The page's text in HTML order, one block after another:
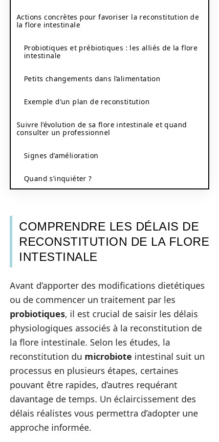
Actions concrètes pour favoriser la reconstitution de
la flore intestinale
Probiotiques et prébiotiques : les alliés de la flore
intestinale
Petits changements dans l’alimentation
Exemple d’un plan de reconstitution
Suivre l’évolution de sa flore intestinale et quand
consulter un professionnel
Signes d’amélioration
Quand s’inquiéter ?
COMPRENDRE LES DÉLAIS DE
RECONSTITUTION DE LA FLORE
INTESTINALE
Avant d’apporter des modifications dietétiques
ou de commencer un traitement par les
probiotiques, il est crucial de saisir les délais
physiologiques associés à la reconstitution de
la flore intestinale. Selon les études, la
reconstitution du microbiote intestinal suit un
processus en plusieurs étapes, certaines
pouvant être rapides, d’autres requérant
davantage de temps. Un éclaircissement des
délais réalistes vous permettra d’adopter une
approche informée.